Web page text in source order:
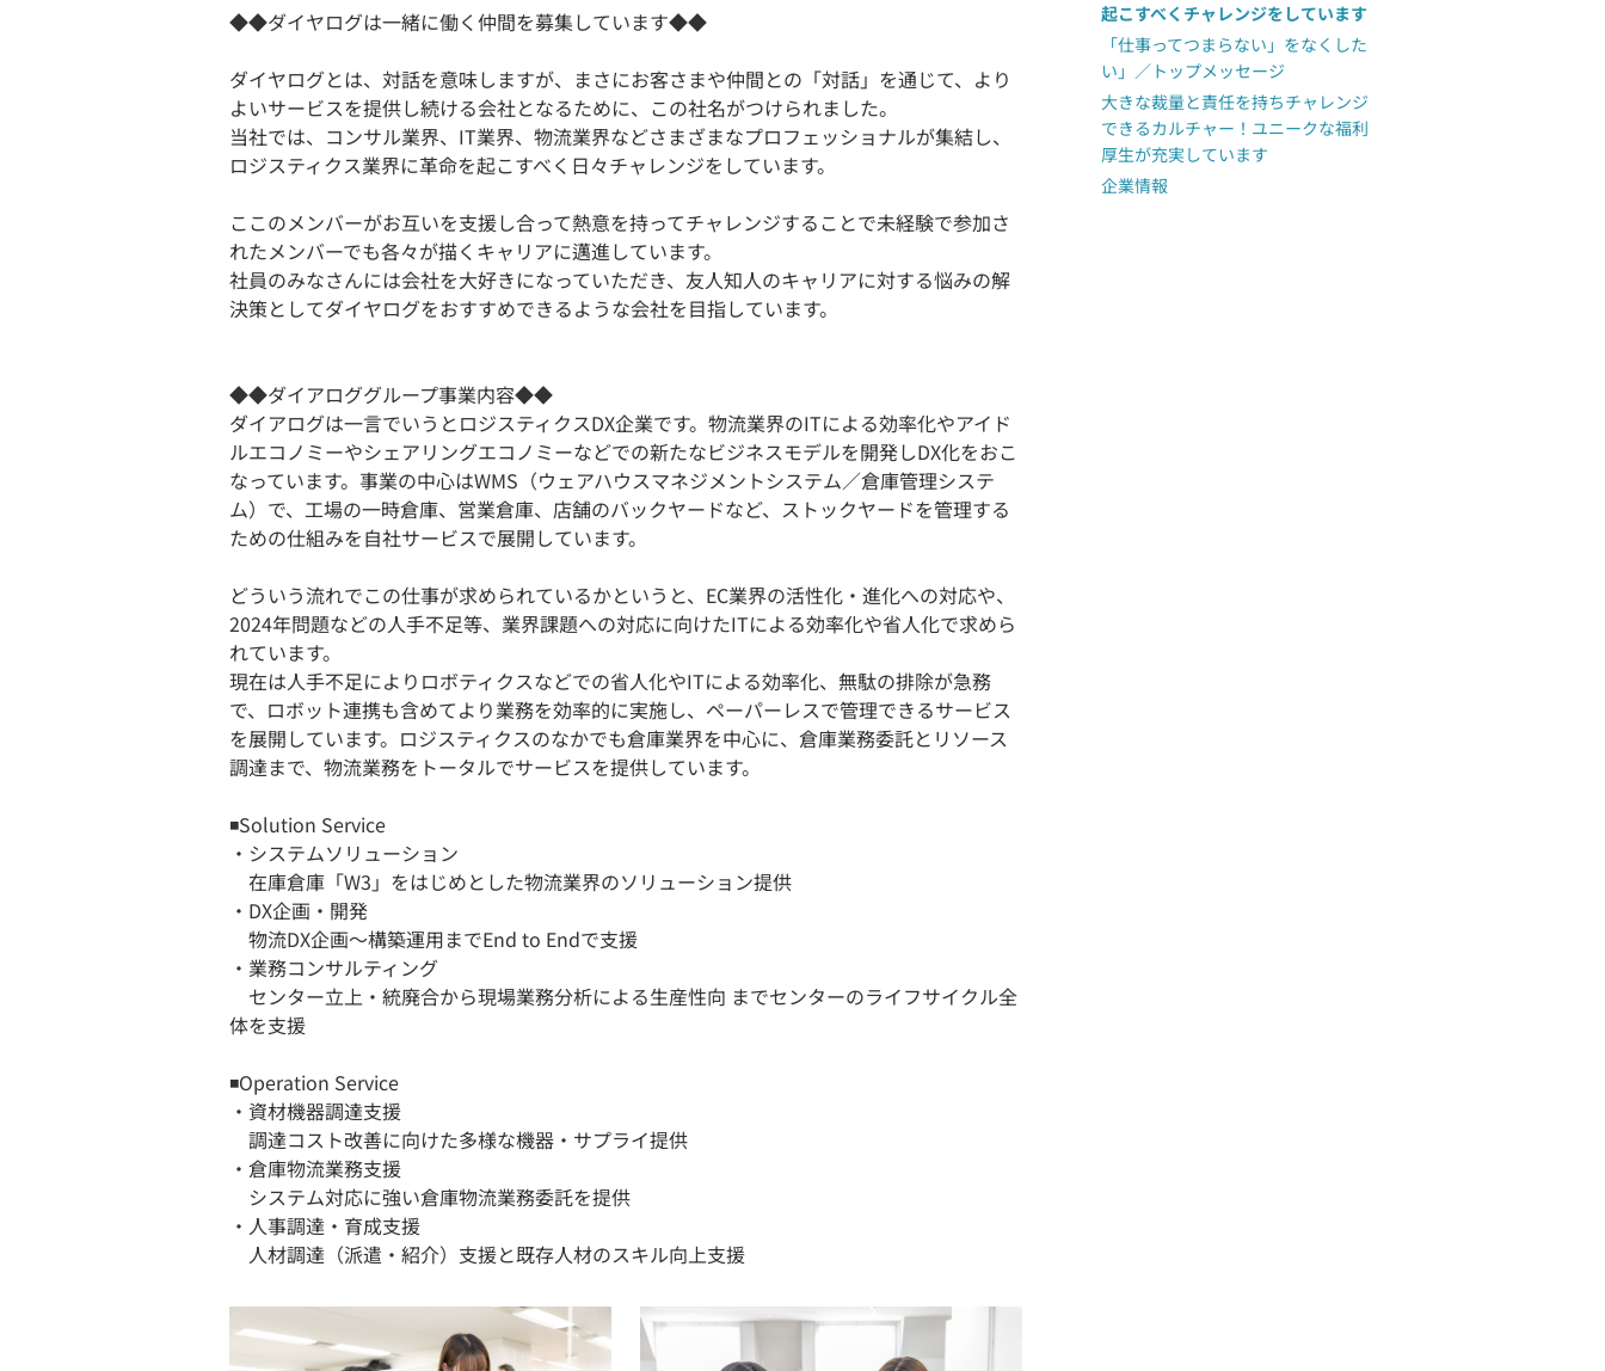
◆◆ダイヤログは一緒に働く仲間を募集しています◆◆
ダイヤログとは、対話を意味しますが、まさにお客さまや仲間との「対話」を通じて、より
よいサービスを提供し続ける会社となるために、この社名がつけられました。
当社では、コンサル業界、IT業界、物流業界などさまざまなプロフェッショナルが集結し、
ロジスティクス業界に革命を起こすべく日々チャレンジをしています。
ここのメンバーがお互いを支援し合って熱意を持ってチャレンジすることで未経験で参加さ
れたメンバーでも各々が描くキャリアに邁進しています。
社員のみなさんには会社を大好きになっていただき、友人知人のキャリアに対する悩みの解
決策としてダイヤログをおすすめできるような会社を目指しています。
◆◆ダイアロググループ事業内容◆◆
ダイアログは一言でいうとロジスティクスDX企業です。物流業界のITによる効率化やアイド
ルエコノミーやシェアリングエコノミーなどでの新たなビジネスモデルを開発しDX化をおこ
なっています。事業の中心はWMS（ウェアハウスマネジメントシステム／倉庫管理システ
ム）で、工場の一時倉庫、営業倉庫、店舗のバックヤードなど、ストックヤードを管理する
ための仕組みを自社サービスで展開しています。
どういう流れでこの仕事が求められているかというと、EC業界の活性化・進化への対応や、
2024年問題などの人手不足等、業界課題への対応に向けたITによる効率化や省人化で求めら
れています。
現在は人手不足によりロボティクスなどでの省人化やITによる効率化、無駄の排除が急務
で、ロボット連携も含めてより業務を効率的に実施し、ペーパーレスで管理できるサービス
を展開しています。ロジスティクスのなかでも倉庫業界を中心に、倉庫業務委託とリソース
調達まで、物流業務をトータルでサービスを提供しています。
◾️Solution Service
・システムソリューション
在庫倉庫「W3」をはじめとした物流業界のソリューション提供
・DX企画・開発
物流DX企画〜構築運用までEnd to Endで支援
・業務コンサルティング
センター立上・統廃合から現場業務分析による生産性向 までセンターのライフサイクル全
体を支援
◾️Operation Service
・資材機器調達支援
調達コスト改善に向けた多様な機器・サプライ提供
・倉庫物流業務支援
システム対応に強い倉庫物流業務委託を提供
・人事調達・育成支援
人材調達（派遣・紹介）支援と既存人材のスキル向上支援
起こすべくチャレンジをしています
「仕事ってつまらない」をなくした
い」／トップメッセージ
大きな裁量と責任を持ちチャレンジ
できるカルチャー！ユニークな福利
厚生が充実しています
企業情報